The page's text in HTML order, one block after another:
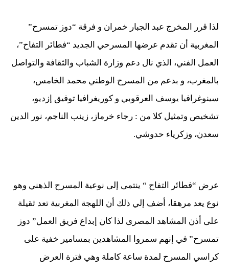
لذا قرر المخرج عبد الجبار خمران و فرقة “دوز تمسرح”
المغربية أن تقدم عرضها المسرحي الجديد “فطائر التفاح”،
العمل الفني، الذي نال دعم وزارة الشباب والثقافة والتواصل
بالمغرب، و بدعم من المسرح الوطني محمد الخامس،
سينوغرافيا يوسف العرقوبي و كوريغرافيا توفيق إزديو،
تشخيص وتمثيل كلا من : رجاء خرماز، زينب الناجم، نور الدين
سعدن، وزكرياء حدوشي.
عرض “فطائر التفاح “ ينتمى إلى نوعية المسرح الذهني وهو
نوع يعد مرهقا، أضف إلي ذلك أن اللهجة المغربية تعد ثقيلة
على أذن المشاهد المصرى لذا كان إبداع فريق العمل” دوز
تمسرح” في إنهم سمروا المشاهدين بمسامير خفية على
كراسي المسرح لمدة ساعة كاملة وهي فترة العرض